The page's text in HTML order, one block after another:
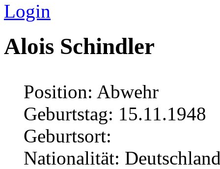
Login
Alois Schindler
Position: Abwehr
Geburtstag: 15.11.1948
Geburtsort:
Nationalität: